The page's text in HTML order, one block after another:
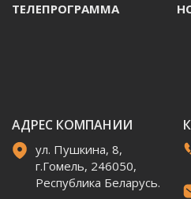
ТЕЛЕПРОГРАММА
АДРЕС КОМПАНИИ
ул. Пушкина, 8,
г.Гомель, 246050,
Республика Беларусь.